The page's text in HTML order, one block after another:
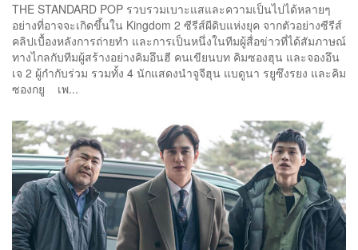
THE STANDARD POP รวบรวมเบาะแสและความเป็นไปได้หลายๆ
อย่างที่อาจจะเกิดขึ้นใน Kingdom 2 ซีรีส์ผีดิบแห่งยุค จากตัวอย่างซีรีส์
คลิปเบื้องหลังการถ่ายทำ และการเป็นหนึ่งในทีมผู้สื่อข่าวที่ได้สัมภาษณ์
ทางไกลกับทีมผู้สร้างอย่างคิมอึนฮี คนเขียนบท คิมซองฮุน และจองอึน
เจ 2 ผู้กำกับร่วม รวมทั้ง 4 นักแสดงนำจูจีฮุน แบดูนา รยูซึงรยง และคิม
ซองกยู เพ...